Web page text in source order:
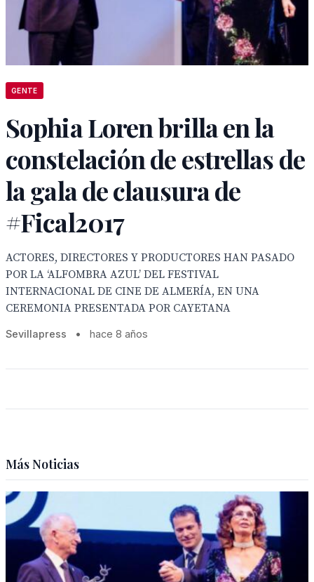
GENTE
Sophia Loren brilla en la
constelación de estrellas de
la gala de clausura de
#Fical2017
ACTORES, DIRECTORES Y PRODUCTORES HAN PASADO
POR LA ‘ALFOMBRA AZUL’ DEL FESTIVAL
INTERNACIONAL DE CINE DE ALMERÍA, EN UNA
CEREMONIA PRESENTADA POR CAYETANA
Sevillapress • hace 8 años
Más Noticias